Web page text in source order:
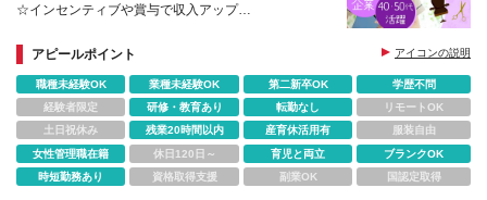
☆インセンティブや賞与で収入アップ
☆6～10名のチーム体制で安心
アピールポイント アイコンの説明
職種未経験OK 業種未経験OK 第二新卒OK
学歴不問
経験者限定
研修・教育あり 転勤なし
リモートOK
土日祝休み
残業20時間以内 産育休活用有
服装自由
女性管理職在籍
休日120日～ 育児と両立
ブランクOK
時短勤務あり
資格取得支援 副業OK 国認定取得